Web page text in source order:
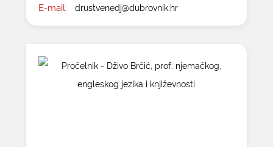
E-mail: drustvenedj@dubrovnik.hr